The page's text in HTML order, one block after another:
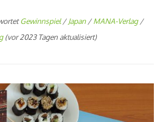
Gewinnspiel / Japan / MANA-Verlag /
(vor 2023 Tagen aktualisiert)